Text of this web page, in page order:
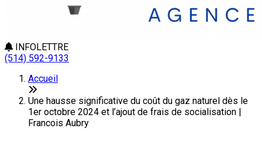
INFOLETTRE
(514) 592-9133
Accueil
Une hausse significative du coût du gaz naturel dès le
1er octobre 2024 et l’ajout de frais de socialisation |
Francois Aubry